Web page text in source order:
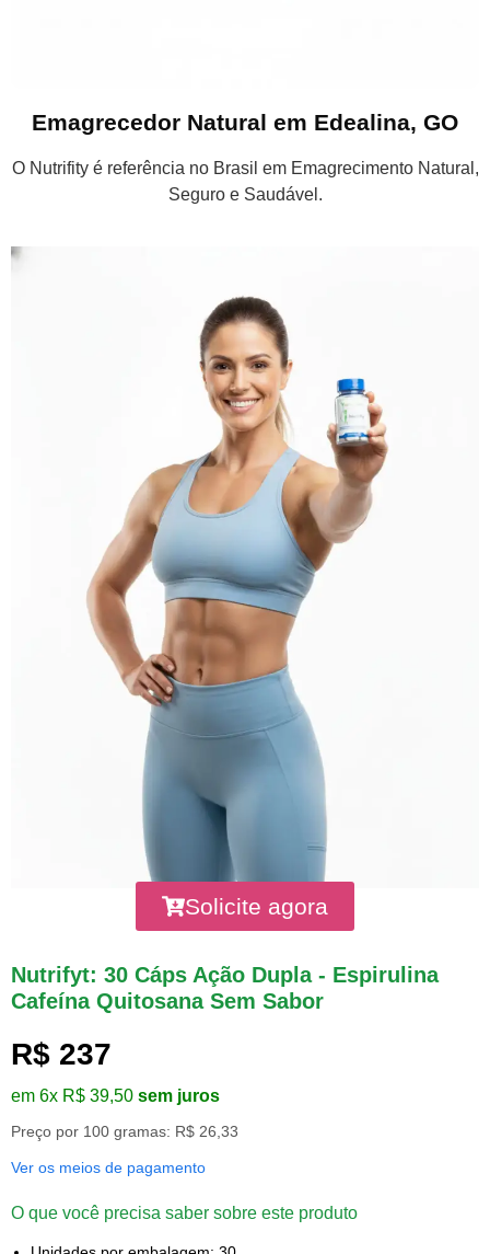
Emagrecedor Natural em Edealina, GO
O Nutrifity é referência no Brasil em Emagrecimento Natural,
Seguro e Saudável.
Solicite agora
Nutrifyt: 30 Cáps Ação Dupla - Espirulina
Cafeína Quitosana Sem Sabor
R$ 237
em 6x R$ 39,50 sem juros
Preço por 100 gramas: R$ 26,33
Ver os meios de pagamento
O que você precisa saber sobre este produto